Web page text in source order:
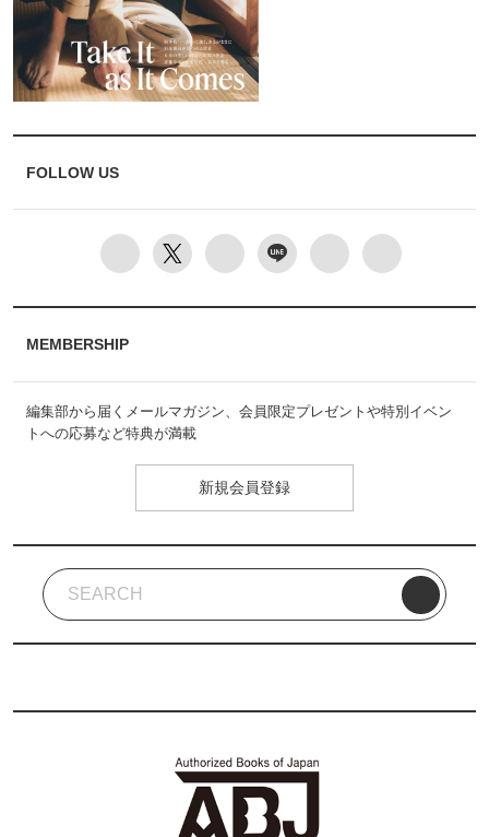
FOLLOW US
MEMBERSHIP
編集部から届くメールマガジン、会員限定プレゼントや特別イベン
トへの応募など特典が満載
新規会員登録